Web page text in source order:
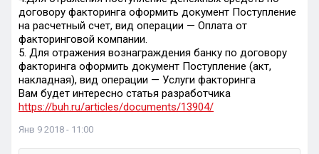
договору факторинга оформить документ Поступление
на расчетный счет, вид операции — Оплата от
факторинговой компании.
5. Для отражения вознаграждения банку по договору
факторинга оформить документ Поступление (акт,
накладная), вид операции — Услуги факторинга
Вам будет интересно статья разработчика
https://buh.ru/articles/documents/13904/
Янв 9 2018 - 11:00